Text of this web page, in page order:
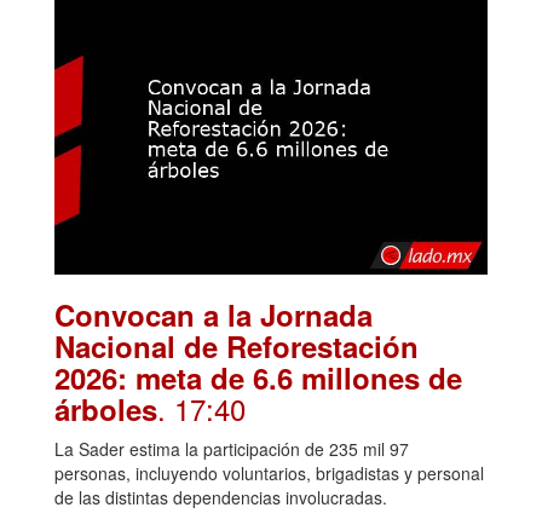
Convocan a la Jornada
Nacional de Reforestación
2026: meta de 6.6 millones de
árboles. 17:40
La Sader estima la participación de 235 mil 97
personas, incluyendo voluntarios, brigadistas y personal
de las distintas dependencias involucradas.